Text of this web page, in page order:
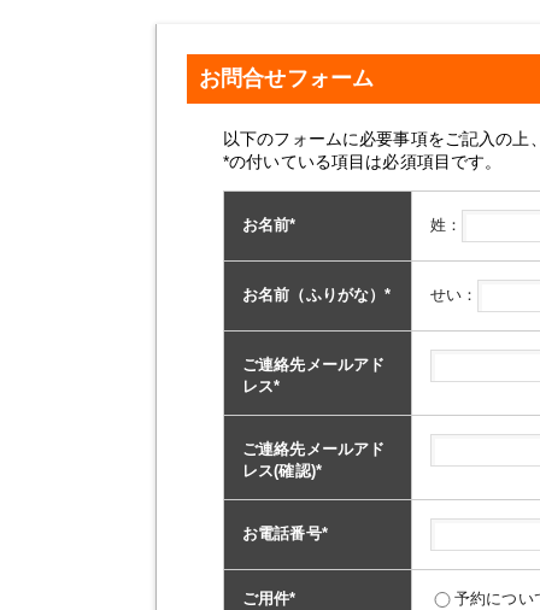
お問合せフォーム
以下のフォームに必要事項をご記入の
*の付いている項目は必須項目です。
お名前* 姓：
お名前（ふりがな）* せい：
ご連絡先メールアド
レス*
ご連絡先メールアド
レス(確認)*
お電話番号*
ご用件*
予約につい